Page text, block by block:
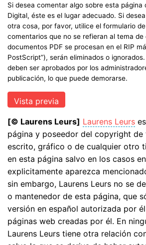
Si desea comentar algo sobre esta página
Digital, éste es el lugar adecuado. Si
otra cosa, por favor, utilice el formulario
comentarios que no se refieran al tema de
documentos PDF se procesan en el RIP
PostScript”), serán eliminados o
deben ser aprobados por los
publicación, lo que puede demorarse.
[© Laurens Leurs] Laurens Leurs
página y poseedor del copyright
escrito, gráfico o de cualquier otro
en esta página salvo en los casos
explicitamente aparezca
sin embargo, Laurens Leurs no se
o mantenedor de esta página, que
versión en español autorizada por
páginas web creadas por él. En
Laurens Leurs tiene otra relación